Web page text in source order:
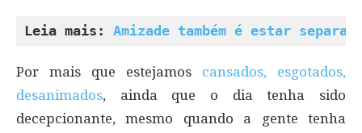
Leia mais: Amizade também é estar
Por mais que estejamos cansados, esgotados,
desanimados, ainda que o dia tenha sido
decepcionante, mesmo quando a gente tenha